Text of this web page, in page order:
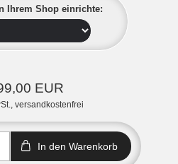
Ihrem Shop einrichte:
EUR
versandkostenfrei
In den Warenkorb